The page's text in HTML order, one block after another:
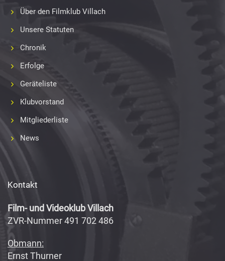
Über den Filmklub Villach
Unsere Statuten
Chronik
Erfolge
Geräteliste
Klubvorstand
Mitgliederliste
News
Kontakt
Film- und Videoklub Villach
ZVR-Nummer 491 702 486
Obmann:
Ernst Thurner